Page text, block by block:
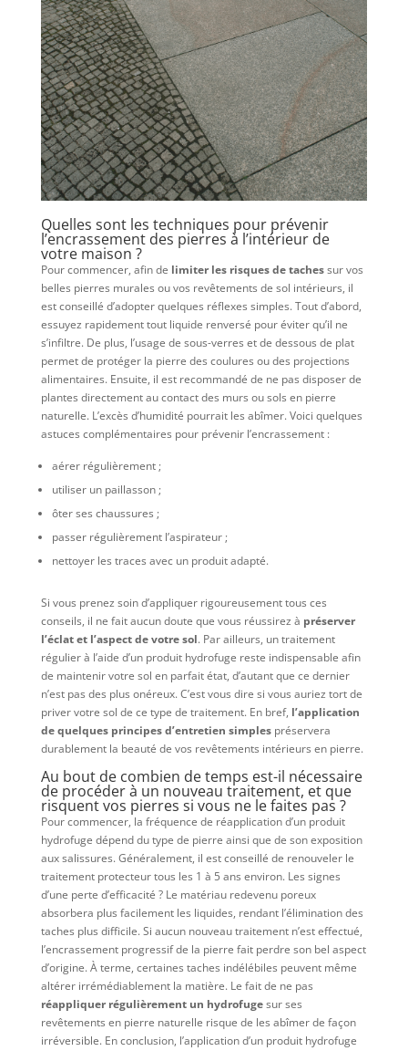
Quelles sont les techniques pour prévenir
l’encrassement des pierres à l’intérieur de
votre maison ?
Pour commencer, afin de limiter les risques de tachessur vos
belles pierres murales ou vos revêtements de sol intérieurs, il
est conseillé d’adopter quelques réflexes simples. Tout d’abord,
essuyez rapidement tout liquide renversé pour éviter qu’il ne
s’infiltre. De plus, l’usage de sous-verres et de dessous de plat
permet de protéger la pierre des coulures ou des projections
alimentaires. Ensuite, il est recommandé de ne pas disposer de
plantes directement au contact des murs ou sols en pierre
naturelle. L’excès d’humidité pourrait les abîmer. Voici quelques
astuces complémentaires pour prévenir l’encrassement :
aérer régulièrement ;
utiliser un paillasson ;
ôter ses chaussures ;
passer régulièrement l’aspirateur ;
nettoyer les traces avec un produit adapté.
Si vous prenez soin d’appliquer rigoureusement tous ces
conseils, il ne fait aucun doute que vous réussirez à préserver
l’éclat et l’aspect de votre sol. Par ailleurs, un traitement
régulier à l’aide d’un produit hydrofuge reste indispensable afin
de maintenir votre sol en parfait état, d’autant que ce dernier
n’est pas des plus onéreux. C’est vous dire si vous auriez tort de
priver votre sol de ce type de traitement. En bref, l’application
de quelques principes d’entretien simplespréservera
durablement la beauté de vos revêtements intérieurs en pierre.
Au bout de combien de temps est-il nécessaire
de procéder à un nouveau traitement, et que
risquent vos pierres si vous ne le faites pas ?
Pour commencer, la fréquence de réapplication d’un produit
hydrofuge dépend du type de pierre ainsi que de son exposition
aux salissures. Généralement, il est conseillé de renouveler le
traitement protecteur tous les 1 à 5 ans environ. Les signes
d’une perte d’efficacité ? Le matériau redevenu poreux
absorbera plus facilement les liquides, rendant l’élimination des
taches plus difficile. Si aucun nouveau traitement n’est effectué,
l’encrassement progressif de la pierre fait perdre son bel aspect
d’origine. À terme, certaines taches indélébiles peuvent même
altérer irrémédiablement la matière. Le fait de ne pas
réappliquer régulièrement un hydrofugesur ses
revêtements en pierre naturelle risque de les abîmer de façon
irréversible. En conclusion, l’application d’un produit hydrofuge